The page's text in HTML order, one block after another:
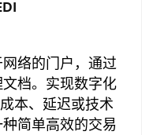
络的门户，通过
档。实现数字化
本、延迟或技术
简单高效的交易